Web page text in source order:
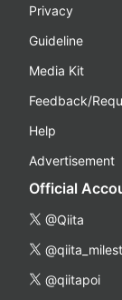
Privacy
Guideline
Media Kit
Feedback/
Help
Advertisement
Official
@Qiita
@qiitapoi